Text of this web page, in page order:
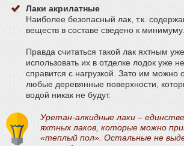
Лаки акрилатные
Наиболее безопасный лак, т.к.
веществ в составе сведено к минимуму.
Правда считаться такой лак яхтным
использовать их в отделке лодок уже
справится с нагрузкой. Зато им можно
любые деревянные поверхности,
водой никак не будут.
Уретан-алкидные лаки –
яхтных лаков, которые можно
«теплый пол». Остальные не